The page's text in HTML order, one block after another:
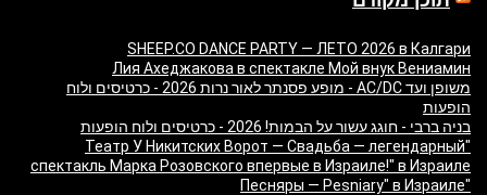
SHEEP.CO DANCE PARTY — ЛЕТО 2026 в Калгари
Лия Ахеджакова в спектакле Мой внук Вениамин
משופן ועד AC/DC - מופע פסנתר לאור נרות 2026 - כרטיסים ולוח
הופעות
בניה ברבי - חוגג עשור על הבמות! 2026 - כרטיסים ולוח הופעות
"Театр У Никитских Ворот — Свадьба — легендарный
спектакль Марка Розовского впервые в Израиле!" в Израиле
"Песняры — Pesniary" в Израиле